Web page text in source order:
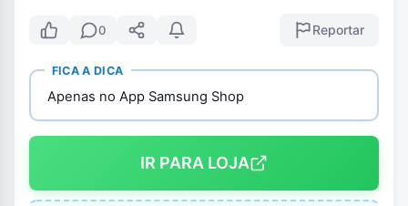
0 Reportar
FICA A DICA
Apenas no App Samsung Shop
IR PARA LOJA